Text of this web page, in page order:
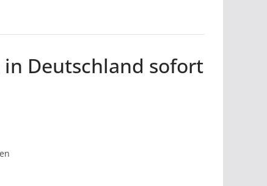
Deutschland sofort